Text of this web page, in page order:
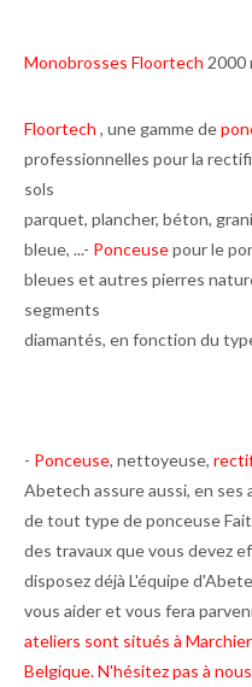
Monobrosses Floortech 2000
Floortech , une gamme de
professionnelles pour la
sols
parquet, plancher, béton,
bleue, ...- Ponceusepour le
bleues et autres pierres
segments
diamantés, en fonction du
- Ponceuse, nettoyeuse,
Abetech assure aussi, en
de tout type de ponceuse
des travaux que vous devez
disposez déjà L'équipe
vous aider et vous fera
ateliers sont situés à
Belgique. N'hésitez pas à